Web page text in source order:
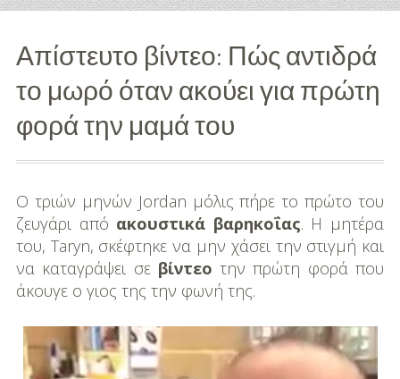
Εκπαίδευση
Βάπτιση
Διάσημες
Βαπτίσεις
Σπίτι
Παιδικό Δωμάτιο
Deco
Απίστευτο βίντεο: Πώς αντιδρά
το μωρό όταν ακούει για πρώτη
φορά την μαμά του
Ο τριών μηνών Jordan μόλις πήρε το πρώτο του
ζευγάρι από ακουστικά βαρηκοΐας. Η μητέρα
του, Taryn, σκέφτηκε να μην χάσει την στιγμή και
να καταγράψει σε βίντεο την πρώτη φορά που
άκουγε ο γιος της την φωνή της.